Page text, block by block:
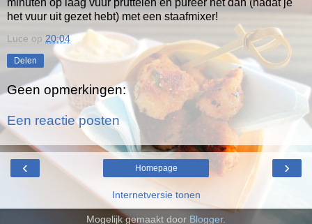
het vuur uit gezet hebt) met een staafmixer!
Luce op 20:04
Delen
Geen opmerkingen:
Een reactie posten
‹ ›
Homepage
Internetversie tonen
Mogelijk gemaakt door Blogger.